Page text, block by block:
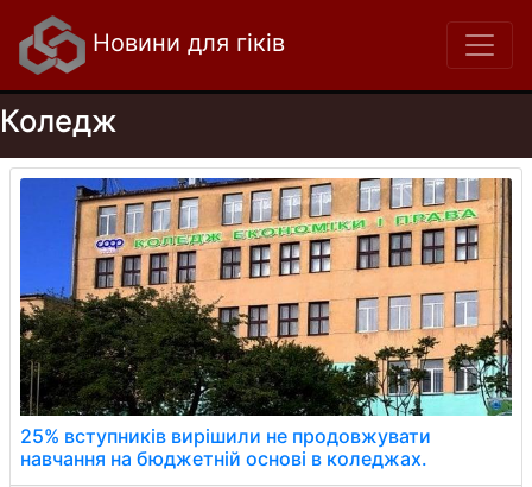
Новини для гіків
Коледж
25% вступників вирішили не продовжувати
навчання на бюджетній основі в коледжах.